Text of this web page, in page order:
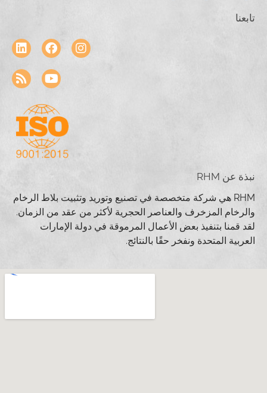
تابعنا
نبذة عن RHM
RHM هي شركة متخصصة في تصنيع وتوريد وتثبيت بلاط الرخام
والرخام المزخرف والعناصر الحجرية لأكثر من عقد من الزمان.
لقد قمنا بتنفيذ بعض الأعمال المرموقة في دولة الإمارات
العربية المتحدة ونفخر حقًا بالنتائج.